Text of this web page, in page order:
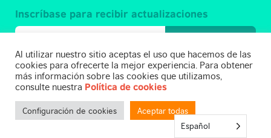
Uso de EnglishScore
Condiciones de uso
Inscríbase para recibir actualizaciones
Al utilizar nuestro sitio aceptas el uso que hacemos de las
cookies para ofrecerte la mejor experiencia. Para obtener
más información sobre las cookies que utilizamos,
consulte nuestra Política de cookies
Configuración de cookies
Aceptar todas
Español